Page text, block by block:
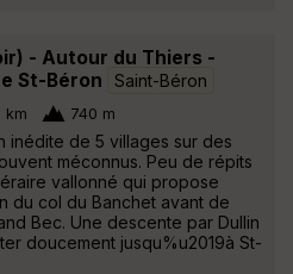
- Autour du Thiers -
St-Béron
Saint-Béron
km 740 m
inédite de 5 villages sur des
méconnus. Peu de répits
vallonné qui propose
du col du Banchet avant de
Bec. Une descente par Dullin
doucement jusqu%u2019à St-